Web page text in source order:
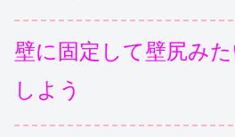
壁に固定して壁尻み
しよう